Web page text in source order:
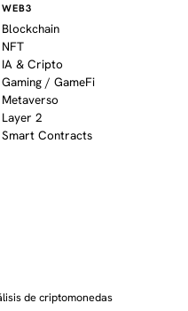
WEB3
Blockchain
NFT
IA & Cripto
Gaming / GameFi
Metaverso
Layer 2
Smart Contracts
de criptomonedas